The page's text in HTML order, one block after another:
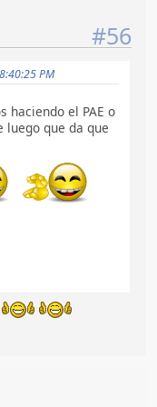
#56
PM
haciendo el PAE o
luego que da que